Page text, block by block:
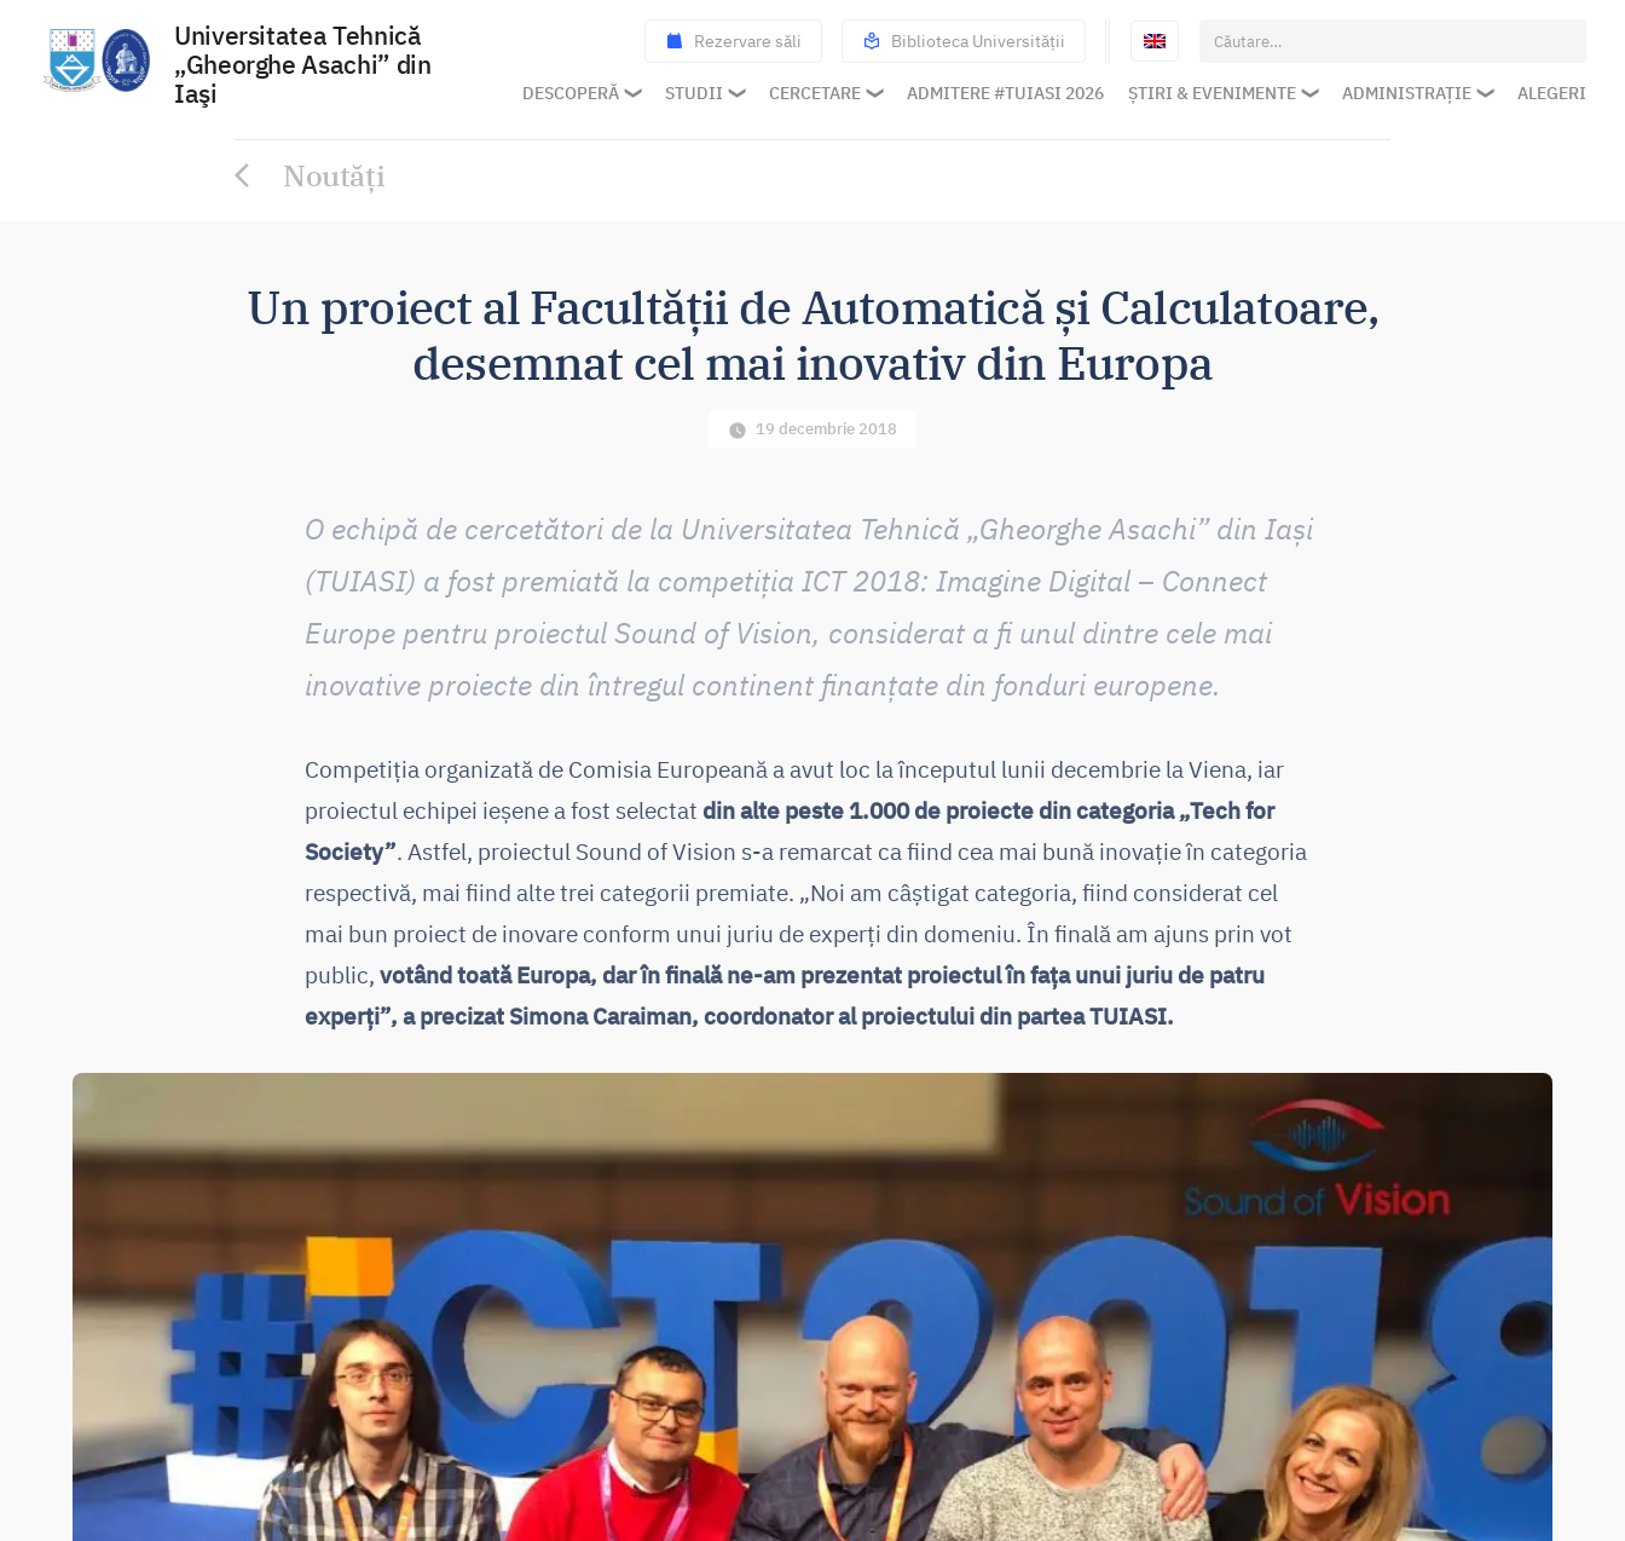
Universitatea Tehnică
„Gheorghe Asachi” din
Iaşi
Rezervare săli Biblioteca Universității
Caută
după:
DESCOPERĂ STUDII CERCETARE ADMITERE #TUIASI 2026 ȘTIRI & EVENIMENTE ADMINISTRAȚIE ALEGERI
Noutăți
Un proiect al Facultății de Automatică și Calculatoare,
desemnat cel mai inovativ din Europa
19 decembrie 2018
O echipă de cercetători de la Universitatea Tehnică „Gheorghe Asachi” din Iași
(TUIASI) a fost premiată la competiția ICT 2018: Imagine Digital – Connect
Europe pentru proiectulSound of Vision, considerat a fi unul dintre cele mai
inovative proiecte din întregul continent finanțate din fonduri europene.
Competiția organizată de Comisia Europeană a avut loc la începutul lunii decembrie la Viena, iar
proiectul echipei ieșene a fost selectat din alte peste 1.000 de proiecte din categoria „Tech for
Society”. Astfel, proiectul Sound of Vision s-a remarcat ca fiind cea mai bună inovație în categoria
respectivă, mai fiind alte trei categorii premiate. „Noi am câștigat categoria, fiind considerat cel
mai bun proiect de inovare conform unui juriu de experți din domeniu. În finală am ajuns prin vot
public, votând toată Europa, dar în finală ne-am prezentat proiectul în fața unui juriu de patru
experți”, a precizat Simona Caraiman, coordonator al proiectului din partea TUIASI.